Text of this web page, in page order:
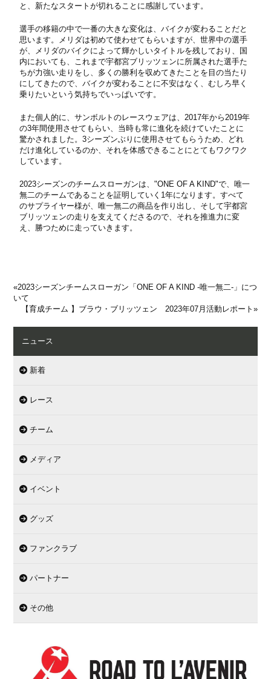
と、新たなスタートが切れることに感謝しています。
選手の移籍の中で一番の大きな変化は、バイクが変わることだと
思います。メリダは初めて使わせてもらいますが、世界中の選手
が、メリダのバイクによって輝かしいタイトルを残しており、国
内においても、これまで宇都宮ブリッツェンに所属された選手た
ちが力強い走りをし、多くの勝利を収めてきたことを目の当たり
にしてきたので、バイクが変わることに不安はなく、むしろ早く
乗りたいという気持ちでいっぱいです。
また個人的に、サンボルトのレースウェアは、2017年から2019年
の3年間使用させてもらい、当時も常に進化を続けていたことに
驚かされました。3シーズンぶりに使用させてもらうため、どれ
だけ進化しているのか、それを体感できることにとてもワクワク
しています。
2023シーズンのチームスローガンは、"ONE OF A KIND"で、唯一
無二のチームであることを証明していく1年になります。すべて
のサプライヤー様が、唯一無二の商品を作り出し、そして宇都宮
ブリッツェンの走りを支えてくださるので、それを推進力に変
え、勝つために走っていきます。
«2023シーズンチームスローガン「ONE OF A KIND -唯一無二-」につ
いて
【育成チーム 】ブラウ・ブリッツェン 2023年07月活動レポート »
ニュース
新着
レース
チーム
メディア
イベント
グッズ
ファンクラブ
パートナー
その他